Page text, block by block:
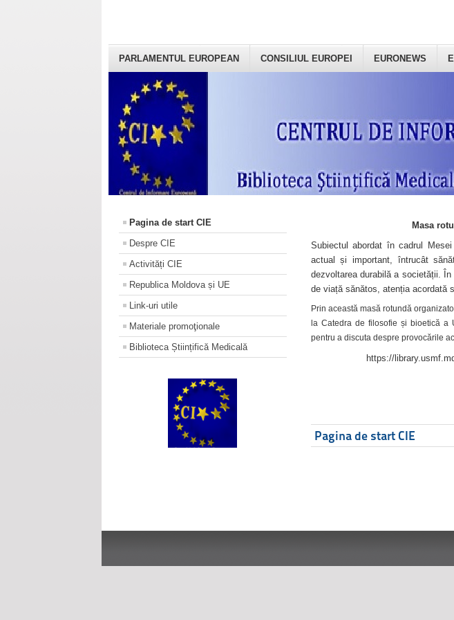
PARLAMENTUL EUROPEAN CONSILIUL EUROPEI EURONEWS
Pagina de start CIE
Despre CIE
Activități CIE
Republica Moldova și UE
Link-uri utile
Materiale promoţionale
Biblioteca Științifică Medicală
Masa
Subiectul abordat în cadrul
actual și important, întrucât
dezvoltarea durabilă a societății.
de viață sănătos, atenția acordată
Prin această masă rotundă
la Catedra de filosofie și bioetică a
pentru a discuta despre provocările
https://
Pagina de start CIE